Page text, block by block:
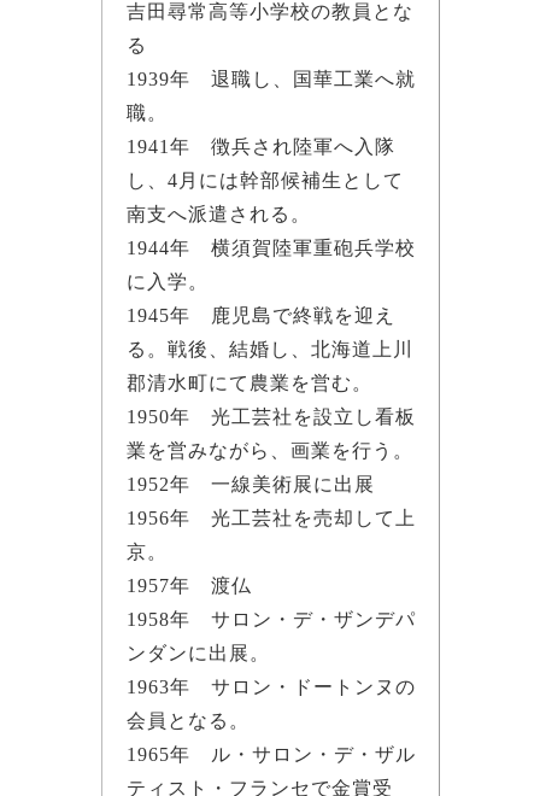
吉田尋常高等小学校の教員とな
る
1939年 退職し、国華工業へ就
職。
1941年 徴兵され陸軍へ入隊
し、4月には幹部候補生として
南支へ派遣される。
1944年 横須賀陸軍重砲兵学校
に入学。
1945年 鹿児島で終戦を迎え
る。戦後、結婚し、北海道上川
郡清水町にて農業を営む。
1950年 光工芸社を設立し看板
業を営みながら、画業を行う。
1952年 一線美術展に出展
1956年 光工芸社を売却して上
京。
1957年 渡仏
1958年 サロン・デ・ザンデパ
ンダンに出展。
1963年 サロン・ドートンヌの
会員となる。
1965年 ル・サロン・デ・ザル
ティスト・フランセで金賞受